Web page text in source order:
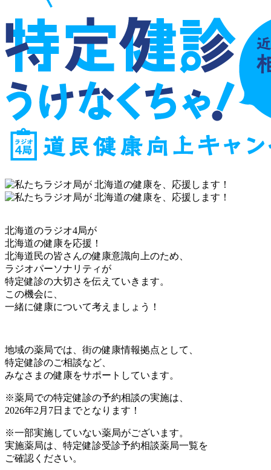
北海道のラジオ4局が
北海道の健康を応援！
北海道民の皆さんの健康意識向上のため、
ラジオパーソナリティが
特定健診の大切さを伝えていきます。
この機会に、
一緒に健康について考えましょう！
地域の薬局では、街の健康情報拠点として、
特定健診のご相談など、
みなさまの健康をサポートしています。
※薬局での特定健診の予約相談の実施は、
2026年2月7日までとなります！
※一部実施していない薬局がございます。
実施薬局は、特定健診受診予約相談薬局一覧を
ご確認ください。